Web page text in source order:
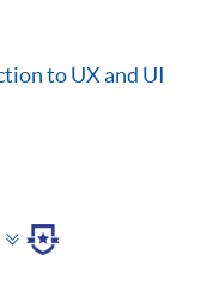
to UX and UI
Toggle
panel